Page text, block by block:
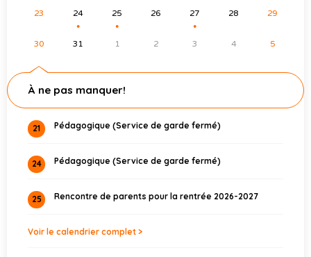
23 24
●
25
●
26 27
●
28 29
30 31 1 2 3 4 5
À ne pas manquer!
21 Pédagogique (Service de garde fermé)
24 Pédagogique (Service de garde fermé)
25 Rencontre de parents pour la rentrée 2026-2027
Voir le calendrier complet >